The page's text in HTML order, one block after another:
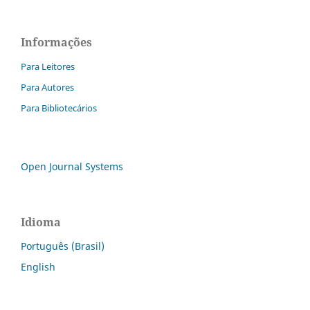
Informações
Para Leitores
Para Autores
Para Bibliotecários
Open Journal Systems
Idioma
Português (Brasil)
English